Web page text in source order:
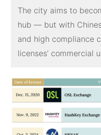
The city aims to
hub — but with
and high compliance
licenses’ commercial